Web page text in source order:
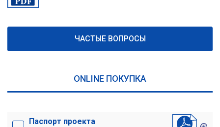
ЧАСТЫЕ ВОПРОСЫ
ONLINE ПОКУПКА
Паспорт проекта